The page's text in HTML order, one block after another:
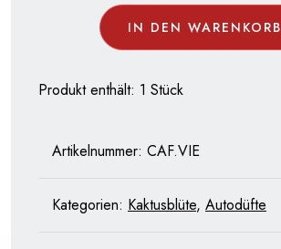
aus
Edelstahl
IN DEN WARENKORB
Produkt enthält: 1 Stück
Artikelnummer: CAF.VIE
Kategorien: Kaktusblüte, Autodüfte